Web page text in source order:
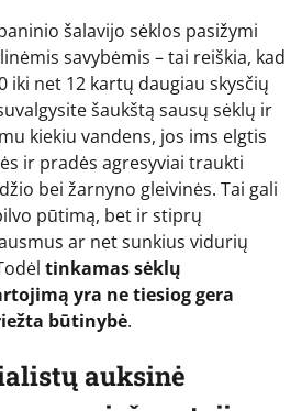
šalavijo sėklos pasižymi
savybėmis – tai reiškia, kad
iki net 12 kartų daugiau skysčių
šaukštą sausų sėklų ir
kiekiu vandens, jos ims elgtis
ir pradės agresyviai traukti
bei žarnyno gleivinės. Tai gali
pūtimą, bet ir stiprų
ar net sunkius vidurių
tinkamas sėklų
yra ne tiesiog gera
būtinybė.
auksinė